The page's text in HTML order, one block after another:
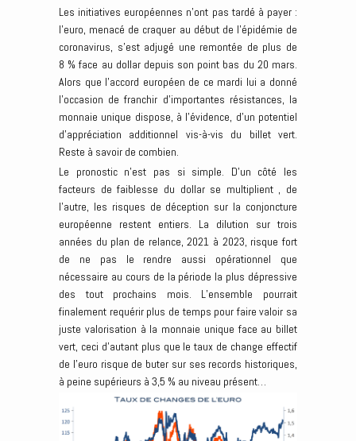
Les initiatives européennes n’ont pas tardé à payer :
l’euro, menacé de craquer au début de l’épidémie de
coronavirus, s’est adjugé une remontée de plus de
8 % face au dollar depuis son point bas du 20 mars.
Alors que l’accord européen de ce mardi lui a donné
l’occasion de franchir d’importantes résistances, la
monnaie unique dispose, à l’évidence, d’un potentiel
d’appréciation additionnel vis-à-vis du billet vert.
Reste à savoir de combien.
Le pronostic n’est pas si simple. D’un côté les
facteurs de faiblesse du dollar se multiplient , de
l’autre, les risques de déception sur la conjoncture
européenne restent entiers. La dilution sur trois
années du plan de relance, 2021 à 2023, risque fort
de ne pas le rendre aussi opérationnel que
nécessaire au cours de la période la plus dépressive
des tout prochains mois. L’ensemble pourrait
finalement requérir plus de temps pour faire valoir sa
juste valorisation à la monnaie unique face au billet
vert, ceci d’autant plus que le taux de change effectif
de l’euro risque de buter sur ses records historiques,
à peine supérieurs à 3,5 % au niveau présent…